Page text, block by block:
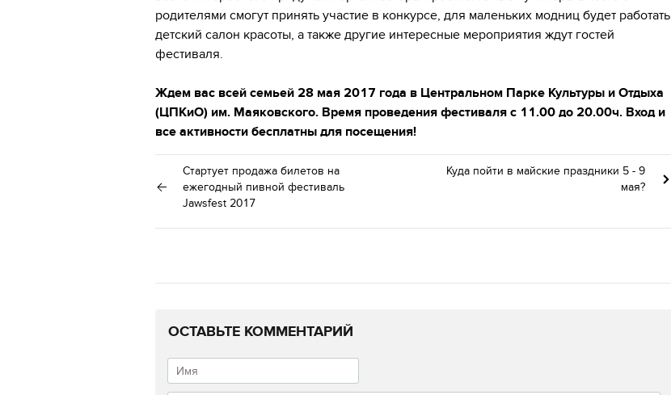
родителями смогут принять участие в конкурсе, для маленьких модниц будет работать
детский салон красоты, а также другие интересные мероприятия ждут гостей
фестиваля.
Ждем вас всей семьей 28 мая 2017 года в Центральном Парке Культуры и Отдыха
(ЦПКиО) им. Маяковского. Время проведения фестиваля с 11.00 до 20.00ч. Вход и
все активности бесплатны для посещения!
Стартует продажа билетов на
ежегодный пивной фестиваль
Jawsfest 2017
Куда пойти в майские праздники 5 - 9
мая?
ОСТАВЬТЕ КОММЕНТАРИЙ